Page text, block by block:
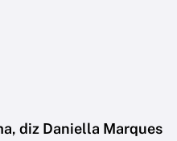
diz Daniella Marques